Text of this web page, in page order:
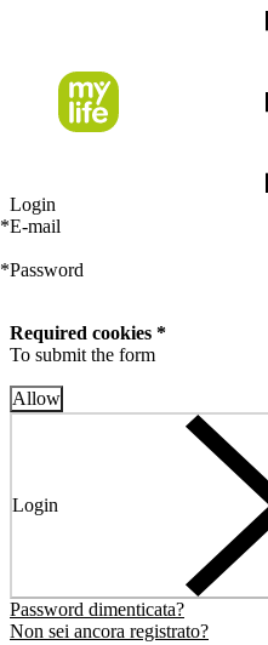
Login
*E-mail
*Password
Required cookies *
To submit the form
Allow
Login
Password dimenticata?
Non sei ancora registrato?